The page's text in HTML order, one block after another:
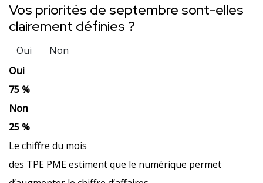
Vos priorités de septembre sont-elles
clairement définies ?
Oui
Non
Oui
75 %
Non
25 %
Le chiffre du mois
des TPE PME estiment que le numérique permet